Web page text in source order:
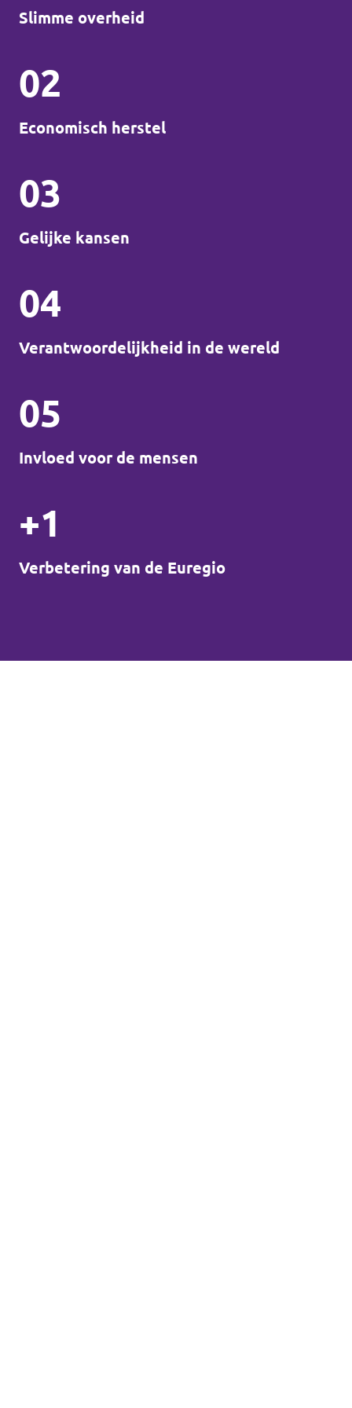
Slimme overheid
02
Economisch herstel
03
Gelijke kansen
04
Verantwoordelijkheid in de wereld
05
Invloed voor de mensen
+1
Verbetering van de Euregio